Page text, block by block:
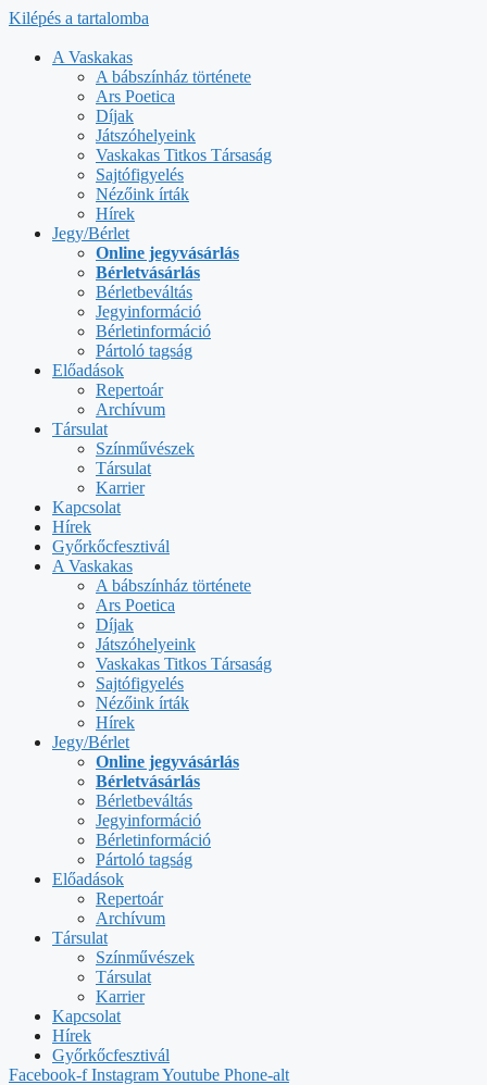
Kilépés a tartalomba
A Vaskakas
A bábszínház története
Ars Poetica
Díjak
Játszóhelyeink
Vaskakas Titkos Társaság
Sajtófigyelés
Nézőink írták
Hírek
Jegy/Bérlet
Online jegyvásárlás
Bérletvásárlás
Bérletbeváltás
Jegyinformáció
Bérletinformáció
Pártoló tagság
Előadások
Repertoár
Archívum
Társulat
Színművészek
Társulat
Karrier
Kapcsolat
Hírek
Győrkőcfesztivál
A Vaskakas
A bábszínház története
Ars Poetica
Díjak
Játszóhelyeink
Vaskakas Titkos Társaság
Sajtófigyelés
Nézőink írták
Hírek
Jegy/Bérlet
Online jegyvásárlás
Bérletvásárlás
Bérletbeváltás
Jegyinformáció
Bérletinformáció
Pártoló tagság
Előadások
Repertoár
Archívum
Társulat
Színművészek
Társulat
Karrier
Kapcsolat
Hírek
Győrkőcfesztivál
Facebook-f InstagramYoutube Phone-alt